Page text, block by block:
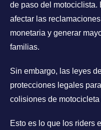
de paso del motociclista.
afectar las
monetaria y generar
familias.
Sin embargo, las leyes
protecciones legales
colisiones de motocicleta
Esto es lo que los riders